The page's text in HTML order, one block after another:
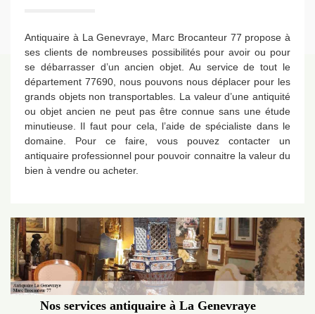
Antiquaire à La Genevraye, Marc Brocanteur 77 propose à
ses clients de nombreuses possibilités pour avoir ou pour
se débarrasser d’un ancien objet. Au service de tout le
département 77690, nous pouvons nous déplacer pour les
grands objets non transportables. La valeur d’une antiquité
ou objet ancien ne peut pas être connue sans une étude
minutieuse. Il faut pour cela, l’aide de spécialiste dans le
domaine. Pour ce faire, vous pouvez contacter un
antiquaire professionnel pour pouvoir connaitre la valeur du
bien à vendre ou acheter.
Nos services antiquaire à La Genevraye